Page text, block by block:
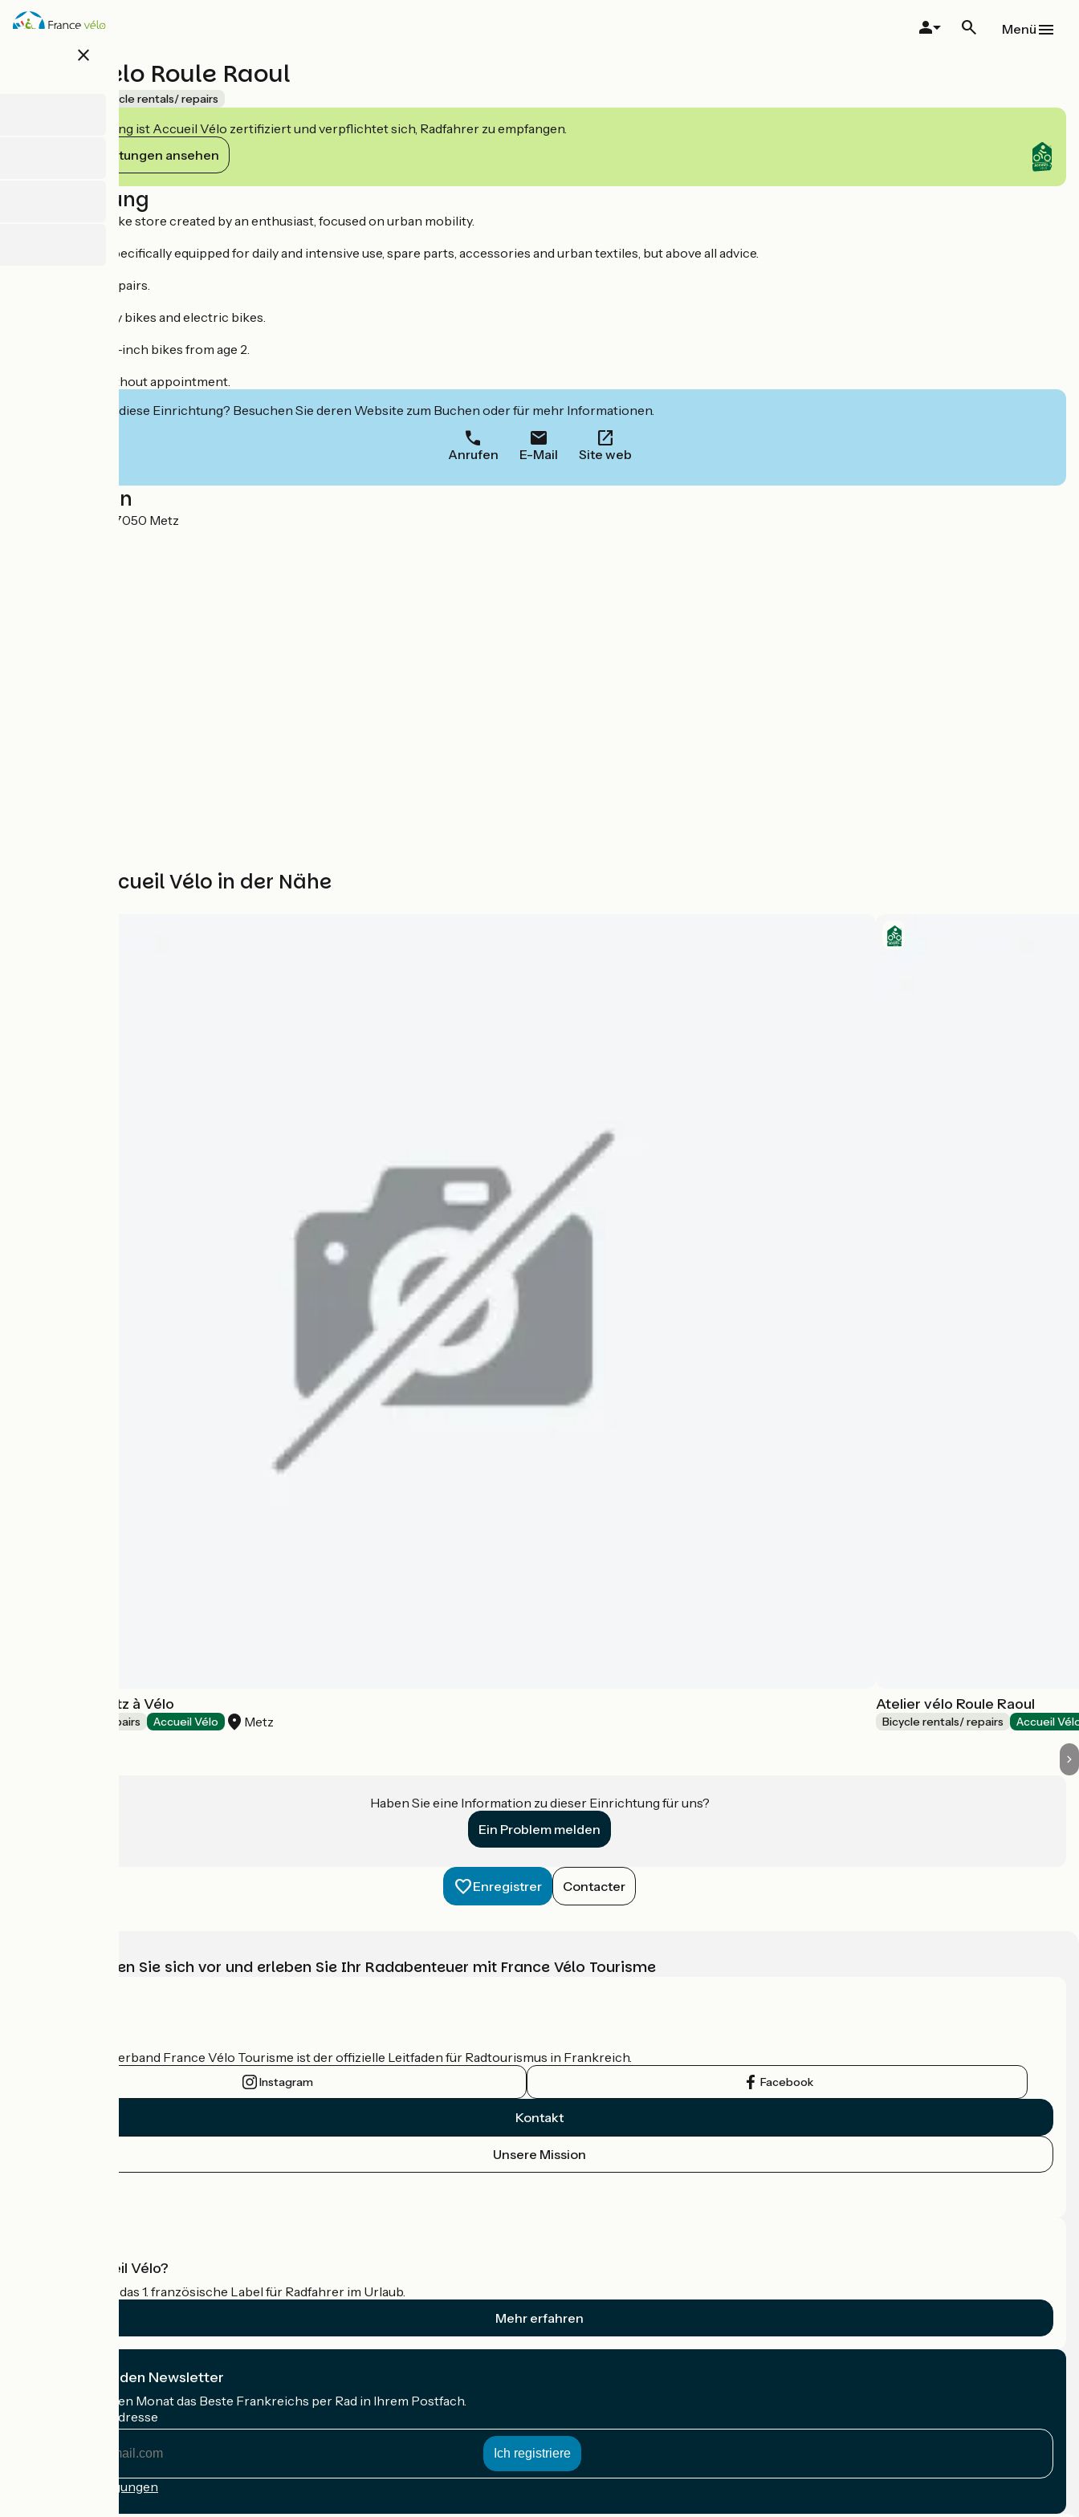
Direkt
zum
close
Menü
Atelier vélo Roule Raoul
Bicycle rentals/ repairs
Diese Einrichtung ist Accueil Vélo zertifiziert und verpflichtet sich, Radfahrer zu empfangen.
Ihre Verpflichtungen ansehen
Beschreibung
Roule Raoul is a bike store created by an enthusiast, focused on urban mobility.
You'll find bikes specifically equipped for daily and intensive use, spare parts, accessories and urban textiles, but above all advice.
Cycle sales and repairs.
Specializing in city bikes and electric bikes.
Draisienne and 12-inch bikes from age 2.
Minute repairs without appointment.
Interessiert Sie diese Einrichtung? Besuchen Sie deren Website zum Buchen oder für mehr Informationen.
Anrufen E-Mail Site web
Localisation
8 rue Gambetta 57050 Metz
Weitere Accueil Vélo in der Nähe
Association Metz à Vélo
Bicycle rentals/ repairs Accueil Vélo Metz
Atelier vélo Roule Raoul
Bicycle rentals/ repairs Accueil
Haben Sie eine Information zu dieser Einrichtung für uns?
Ein Problem melden
Enregistrer Contacter
Wählen, bereiten Sie sich vor und erleben Sie Ihr Radabenteuer mit France Vélo Tourisme
Der nationale Verband France Vélo Tourisme ist der offizielle Leitfaden für Radtourismus in Frankreich.
Instagram Facebook
Kontakt
Unsere Mission
Was ist Accueil Vélo?
Accueil Vélo ist das 1. französische Label für Radfahrer im Urlaub.
Mehr erfahren
Ich abonniere den Newsletter
Erhalten Sie jeden Monat das Beste Frankreichs per Rad in Ihrem Postfach.
Meine E-Mail-Adresse
Anmeldebedingungen